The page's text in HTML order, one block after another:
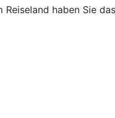
haben Sie